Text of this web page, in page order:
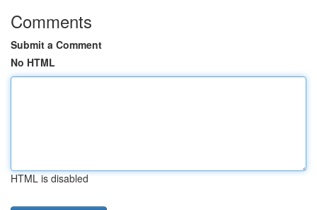
Comments
Submit a Comment
No HTML
HTML is disabled